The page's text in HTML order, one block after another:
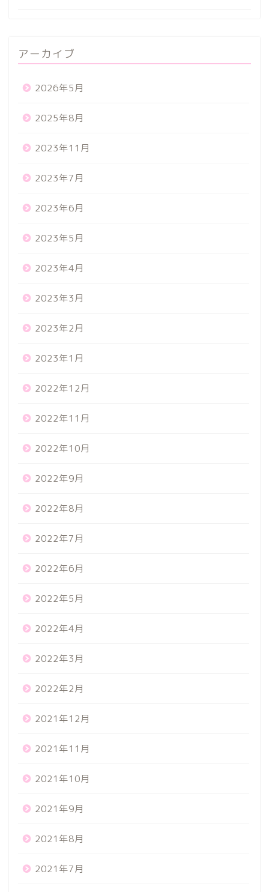
アーカイブ
2026年5月
2025年8月
2023年11月
2023年7月
2023年6月
2023年5月
2023年4月
2023年3月
2023年2月
2023年1月
2022年12月
2022年11月
2022年10月
2022年9月
2022年8月
2022年7月
2022年6月
2022年5月
2022年4月
2022年3月
2022年2月
2021年12月
2021年11月
2021年10月
2021年9月
2021年8月
2021年7月